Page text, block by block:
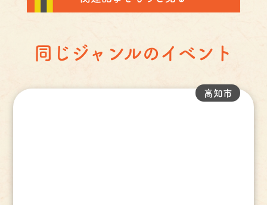
同じジャンルのイベント
高知市